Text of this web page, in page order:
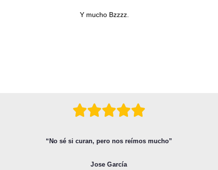
Y mucho Bzzzz.
“No sé si curan, pero nos reímos mucho”
Jose García